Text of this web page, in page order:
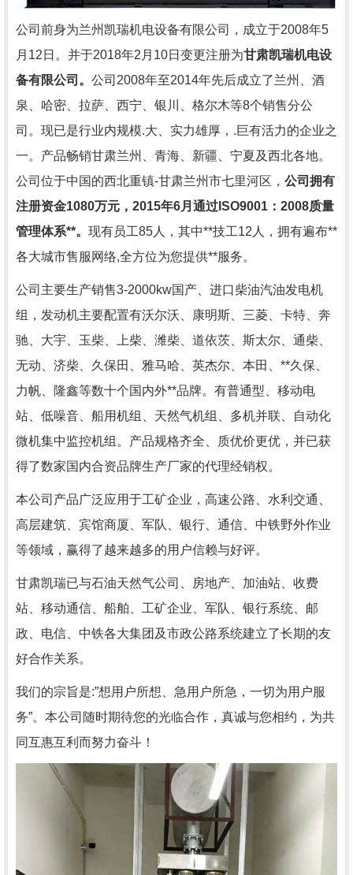
公司前身为兰州凯瑞机电设备有限公司，成立于2008年5
月 12 日。并于2018年2 月 10日变更注册为甘肃凯瑞机电设
备有限公司。 公司 2008年至2014年先后成立了兰州、酒
泉、哈密、拉萨、西宁、银川、格尔木等8个销售分公
司。现已是行业内规模.大、实力雄厚，.巨有活力的企业之
一。产品畅销甘肃兰州、青海、新疆、宁夏及西北各地。
公司位于中国的西北重镇-甘肃兰州市七里河区， 公司拥有
注册资金1080万元， 2015年6月通过 ISO9001 ： 2008质量
管理体系**。 现有员工85 人，其中**技工12 人，拥有遍布**
各大城市售服网络,全方位为您提供**服务。
公司主要生产销售3-2000kw国产、进口柴油汽油发电机
组，发动机主要配置有沃尔沃、康明斯、三菱、卡特、奔
驰、大宇、玉柴、上柴、潍柴、道依茨、斯太尔、通柴、
无动、济柴、久保田、雅马哈、英杰尔、本田、**久保、
力帆、隆鑫等数十个国内外**品牌。有普通型、移动电
站、低噪音、船用机组、天然气机组、多机并联、自动化
微机集中监控机组。产品规格齐全、质优价更优，并已获
得了数家国内合资品牌生产厂家的代理经销权。
本公司产品广泛应用于工矿企业，高速公路、水利交通、
高层建筑、宾馆商厦、军队、银行、通信、中铁野外作业
等领域，赢得了越来越多的用户信赖与好评。
甘肃凯瑞已与石油天然气公司、房地产、加油站、收费
站、移动通信、船舶、工矿企业、军队、银行系统、邮
政、电信、中铁各大集团及市政公路系统建立了长期的友
好合作关系。
我们的宗旨是:”想用户所想、急用户所急，一切为用户服
务”。本公司随时期待您的光临合作，真诚与您相约，为共
同互惠互利而努力奋斗！